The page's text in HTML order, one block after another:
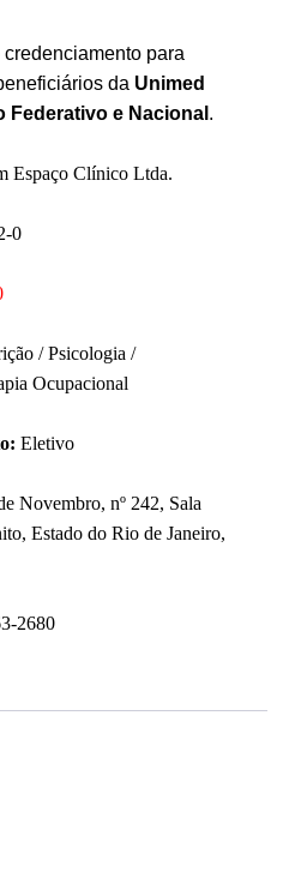
credenciamento para
da Unimed
Federativo e Nacional .
Espaço Clínico Ltda.
0
/ Psicologia /
Ocupacional
Eletivo
Novembro, nº 242, Sala
Estado do Rio de Janeiro,
2680